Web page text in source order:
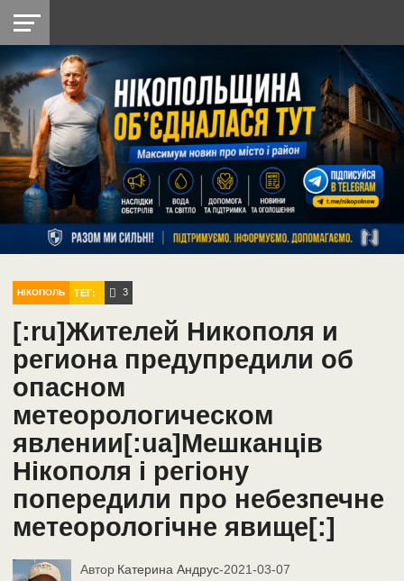
НІКОПОЛЬ
РАЙОН
СІЧЕСЛАВСЬКА
УКРАЇНА
РЕТРО
НІКОПОЛЬ
ЛАЙТ
УКРАЇНА
ДОПОМОГА
РАДІО
НІКОПОЛЬ ТЕГ: 3
[:ru]Жителей Никополя и
региона предупредили об
опасном
метеорологическом
явлении[:ua]Мешканців
Нікополя і регіону
попередили про небезпечне
метеорологічне явище[:]
Автор Катерина Андрус-2021-03-07